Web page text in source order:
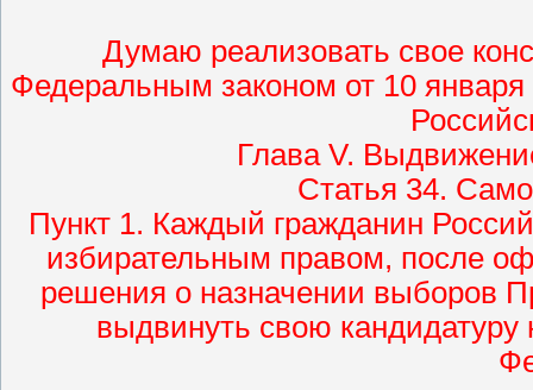
Думаю реализовать свое
Федеральным законом от 10
Глава V.
Статья 34.
Пункт 1. Каждый гражданин
избирательным правом, после
решения о назначении выборов
выдвинуть свою кандидатуру